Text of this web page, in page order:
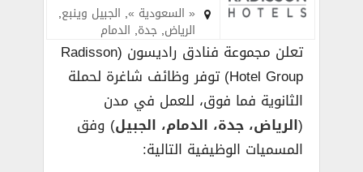
« السعودية », الجبيل وينبع,
الرياض,جدة, الدمام
تعلن مجموعة فنادق راديسون (Radisson
Hotel Group) توفر وظائف شاغرة لحملة
الثانوية فما فوق، للعمل في مدن
(الرياض، جدة، الدمام، الجبيل) وفق
المسميات الوظيفية التالية: